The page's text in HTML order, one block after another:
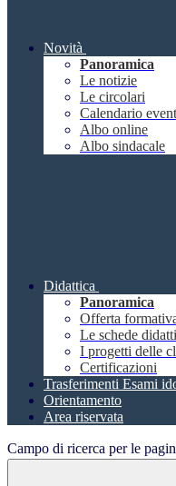
Novità
Panoramica
Le notizie
Le circolari
Calendario
Albo online
Albo sindacale
Didattica
Panoramica
Offerta
Le schede
I progetti delle
Certificazioni
Trasferimenti Esami
Orientamento
Area riservata
Campo di ricerca per le